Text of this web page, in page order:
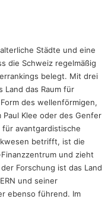
Städte und eine
die Schweiz regelmäßig
belegt. Mit drei
das Raum für
des wellenförmigen,
Klee oder des Genfer
avantgardistische
betrifft, ist die
und zieht
Forschung ist das Land
und seiner
ebenso führend. Im